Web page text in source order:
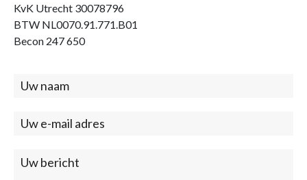
KvK Utrecht 30078796
BTW NL0070.91.771.B01
Becon 247 650
Contact